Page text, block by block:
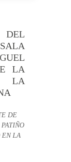
LA
LA
DE
EN LA